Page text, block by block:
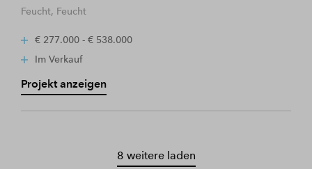
Feucht, Feucht
€ 277.000 - € 538.000
Im Verkauf
Projekt anzeigen
8 weitere laden